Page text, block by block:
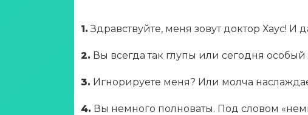
1. Здравствуйте, меня зовут доктор Хаус! И
2. Вы всегда так глупы или сегодня особый
3. Игнорируете меня? Или молча
4. Вы немного полноваты. Под словом